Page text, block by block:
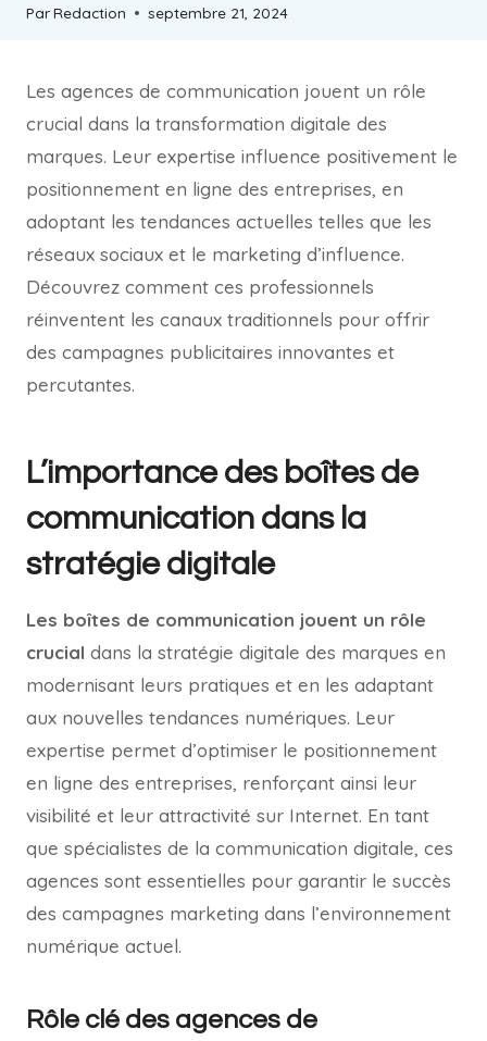
ParRedaction septembre 21, 2024
Les agences de communication jouent un rôle
crucial dans la transformation digitale des
marques. Leur expertise influence positivement le
positionnement en ligne des entreprises, en
adoptant les tendances actuelles telles que les
réseaux sociaux et le marketing d’influence.
Découvrez comment ces professionnels
réinventent les canaux traditionnels pour offrir
des campagnes publicitaires innovantes et
percutantes.
L’importance des boîtes de
communication dans la
stratégie digitale
Les boîtes de communication jouent un rôle
crucial dans la stratégie digitale des marques en
modernisant leurs pratiques et en les adaptant
aux nouvelles tendances numériques. Leur
expertise permet d’optimiser le positionnement
en ligne des entreprises, renforçant ainsi leur
visibilité et leur attractivité sur Internet. En tant
que spécialistes de la communication digitale, ces
agences sont essentielles pour garantir le succès
des campagnes marketing dans l’environnement
numérique actuel.
Rôle clé des agences de